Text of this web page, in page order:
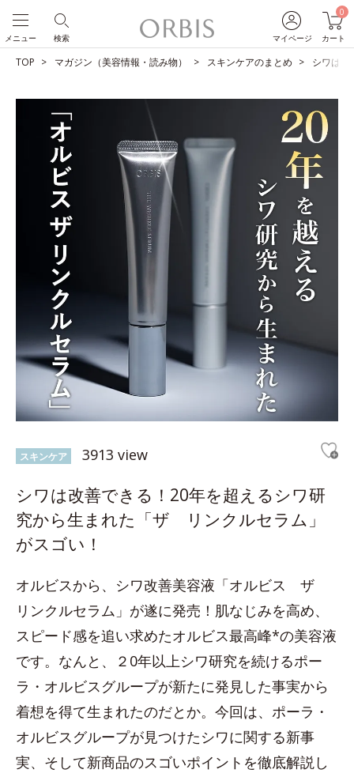
マイページ
0
カート
検索
メニュー
TOP マガジン（美容情報・読み物） スキンケアのまとめ シワは
スキンケア 3913 view
シワは改善できる！20年を超えるシワ研
究から生まれた「ザ リンクルセラム」
がスゴい！
オルビスから、シワ改善美容液「オルビス ザ
リンクルセラム」が遂に発売！肌なじみを高め、
スピード感を追い求めたオルビス最高峰*の美容液
です。なんと、２0年以上シワ研究を続けるポー
ラ・オルビスグループが新たに発見した事実から
着想を得て生まれたのだとか。今回は、ポーラ・
オルビスグループが見つけたシワに関する新事
実、そして新商品のスゴいポイントを徹底解説し